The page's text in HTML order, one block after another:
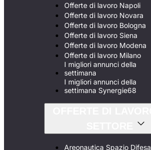
Offerte di lavoro Napoli
Offerte di lavoro Novara
Offerte di lavoro Bologna
Offerte di lavoro Siena
Offerte di lavoro Modena
Offerte di lavoro Milano
I migliori annunci della
settimana
I migliori annunci della
settimana Synergie68
Areonautica Spazio Difesa